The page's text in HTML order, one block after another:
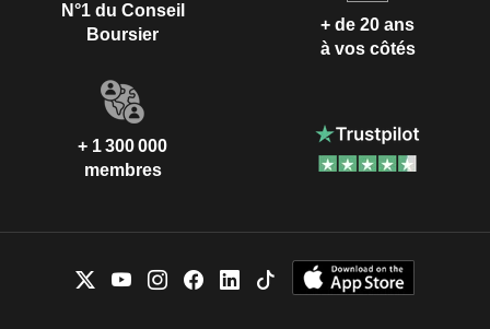
N°1 du Conseil
Boursier
+ de 20 ans
à vos côtés
+ 1 300 000
membres